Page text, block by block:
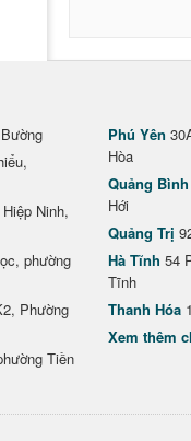
Ninh,
phường
Phường
Tiền
Phú Yên
Hòa
Quảng Bình
Hới
Quảng Trị
Hà Tĩnh 54
Tĩnh
Thanh Hóa
Xem thêm